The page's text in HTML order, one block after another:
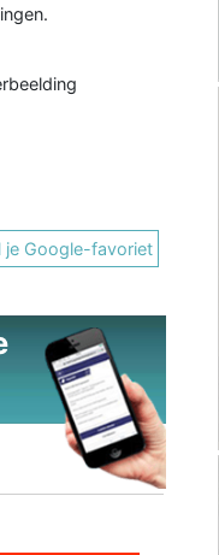
je Google-favoriet